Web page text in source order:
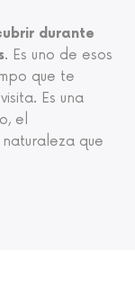
durante
. Es uno de esos
que te
Es una
el
que